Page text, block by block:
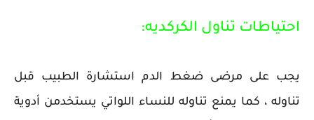
احتياطات تناول الكركديه:
يجب على مرضى ضغط الدم استشارة الطبيب قبل
تناوله ، كما يمنع تناوله للنساء اللواتي يستخدمن أدوية